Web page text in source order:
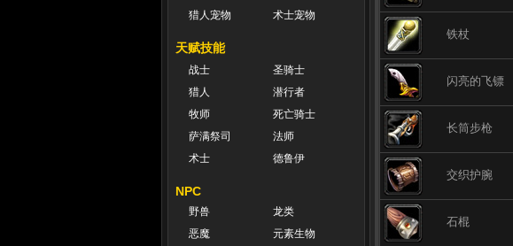
猎人宠物
术士宠物
天赋技能
战士
圣骑士
猎人
潜行者
牧师
死亡骑士
萨满祭司
法师
术士
德鲁伊
NPC
野兽
龙类
恶魔
元素生物
铁杖
闪亮的飞镖
长筒步枪
交织护腕
石棍